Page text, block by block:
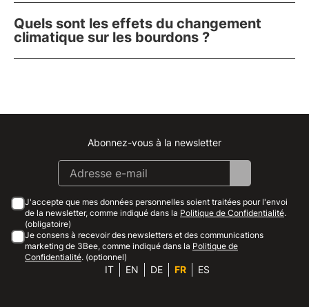
Quels sont les effets du changement
climatique sur les bourdons ?
Instagram
Facebook
Linkedin
Youtube
Abonnez-vous à la newsletter
J'accepte que mes données personnelles soient traitées pour l'envoi
de la newsletter, comme indiqué dans la Politique de Confidentialité.
(obligatoire)
Je consens à recevoir des newsletters et des communications
marketing de 3Bee, comme indiqué dans la Politique de
Confidentialité. (optionnel)
IT EN DE FR ES